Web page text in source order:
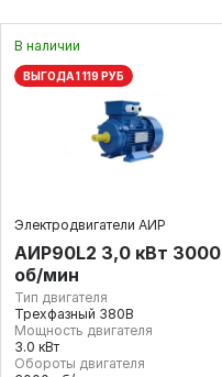
В наличии
ВЫГОДА 1 119 РУБ
Электродвигатели АИР
АИР90L2 3,0 кВт 3000
об/мин
Тип двигателя
Трехфазный 380В
Мощность двигателя
3.0 кВт
Обороты двигателя